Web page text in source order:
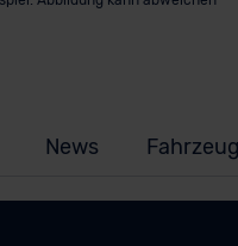
News